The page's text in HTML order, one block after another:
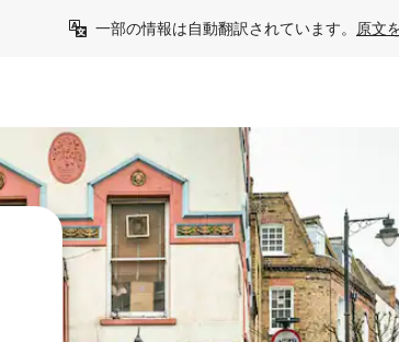
一部の情報は自動翻訳されています。 原文